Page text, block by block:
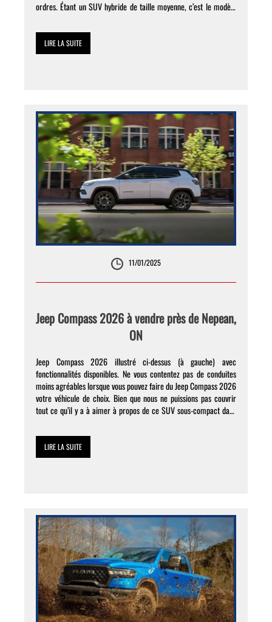
ordres. Étant un SUV hybride de taille moyenne, c’est le modèle
LIRE LA SUITE
11/01/2025
Jeep Compass 2026 à vendre près de Nepean,
ON
Jeep Compass 2026 illustré ci-dessus (à gauche) avec
fonctionnalités disponibles. Ne vous contentez pas de conduites
moins agréables lorsque vous pouvez faire du Jeep Compass 2026
votre véhicule de choix. Bien que nous ne puissions pas couvrir
tout ce qu’il y a à aimer à propos de ce SUV sous-compact dans
LIRE LA SUITE